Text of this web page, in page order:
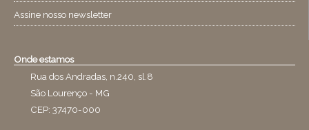
Assine nosso newsletter
Onde estamos
Rua dos Andradas, n.240, sl.8
São Lourenço - MG
CEP: 37470-000